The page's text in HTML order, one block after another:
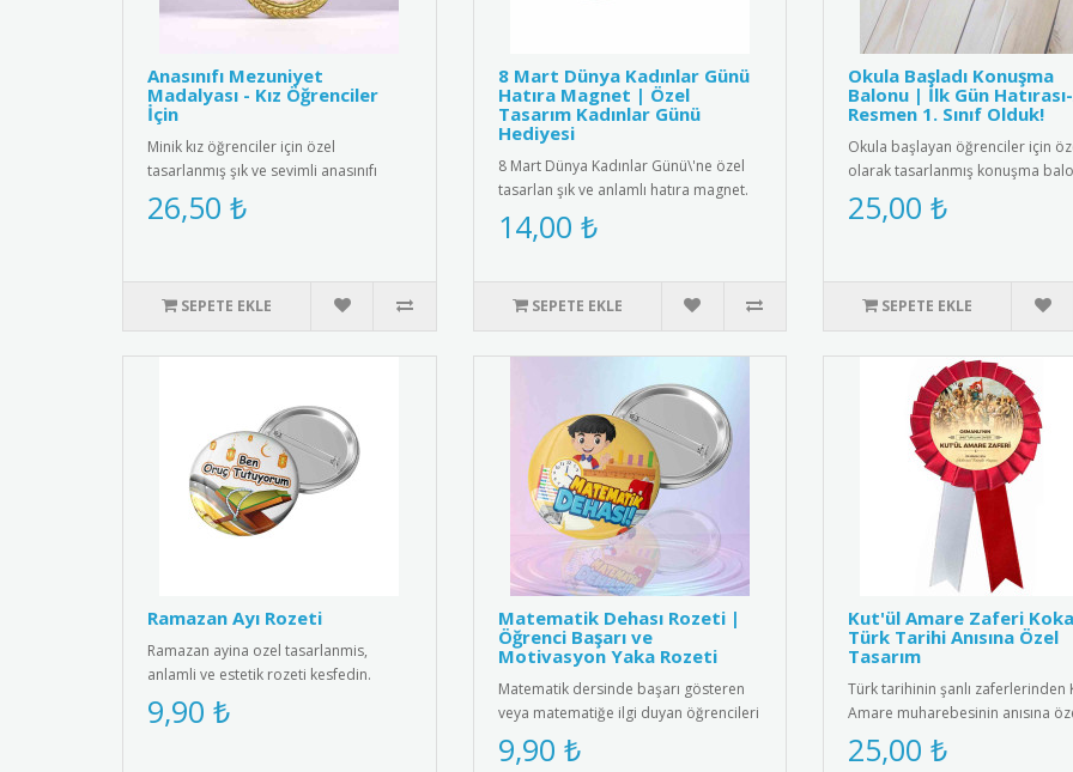
Anasınıfı Mezuniyet
Madalyası - Kız Öğrenciler
İçin
Minik kız öğrenciler için özel
tasarlanmış şık ve sevimli anasınıfı
mezuniyet madalyası. Kaliteli me..
26,50 ₺
SEPETE EKLE
8 Mart Dünya Kadınlar Günü
Hatıra Magnet | Özel
Tasarım Kadınlar Günü
Hediyesi
8 Mart Dünya Kadınlar Günü\'ne özel
tasarlan şık ve anlamlı hatıra magnet.
yüksek kalite manyetik ma..
14,00 ₺
SEPETE EKLE
Okula Başladı Konuşma
Balonu | İlk Gün
Resmen 1. Sınıf Olduk!
Okula başlayan öğrenciler için
olarak tasarlanmış konuşma
Anaokulu, ilkokul 1. sınıf ve..
25,00 ₺
SEPETE EKLE
Ramazan Ayı Rozeti
Ramazan ayina ozel tasarlanmis,
anlamli ve estetik rozeti kesfedin.
Kiyafetlerinize sik bir dokunus ..
9,90 ₺
Matematik Dehası Rozeti |
Öğrenci Başarı ve
Motivasyon Yaka Rozeti
Matematik dersinde başarı gösteren
veya matematiğe ilgi duyan öğrencileri
motive etmenin en eğlencel..
9,90 ₺
Kut'ül Amare Zaferi
Türk Tarihi Anısına Özel
Tasarım
Türk tarihinin şanlı zaferlerinden
Amare muharebesinin anısına
tasarlanmış kokart. Yükse..
25,00 ₺